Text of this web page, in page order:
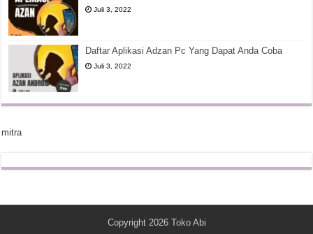
Juli 3, 2022
Daftar Aplikasi Adzan Pc Yang Dapat Anda Coba
Juli 3, 2022
mitra
Copyright 2026 Toko Abi